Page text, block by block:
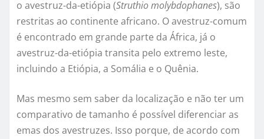
o avestruz-da-etiópia (Struthio molybdophanes), são
restritas ao continente africano. O avestruz-comum
é encontrado em grande parte da África, já o
avestruz-da-etiópia transita pelo extremo leste,
incluindo a Etiópia, a Somália e o Quênia.
Mas mesmo sem saber da localização e não ter um
comparativo de tamanho é possível diferenciar as
emas dos avestruzes. Isso porque, de acordo com